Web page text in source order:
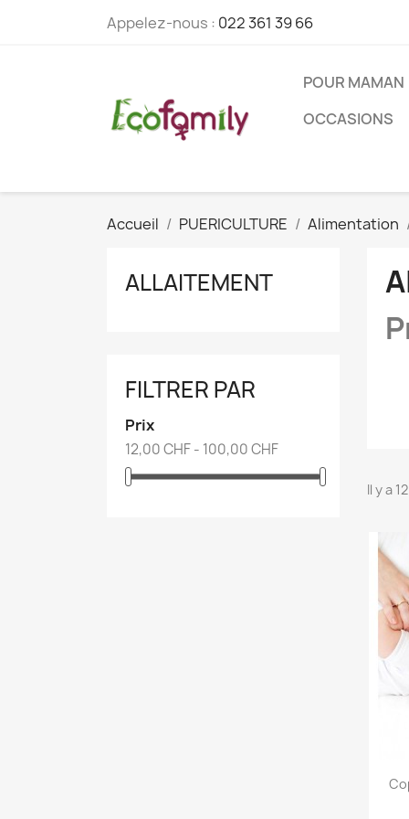
Appelez-nous : 022 361 39 66
POUR MAMAN
OCCASIONS
Accueil PUERICULTURE Alimentation
ALLAITEMENT
FILTRER PAR
Prix
12,00 CHF - 100,00 CHF
Il y a